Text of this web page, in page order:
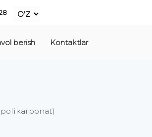
berish Kontaktlar